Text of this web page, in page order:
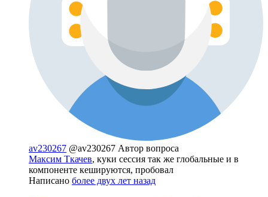
av230267 @av230267 Автор вопроса
Максим Ткачев, куки сессия так же глобальные и в
компоненте кешируются, пробовал
Написано более двух лет назад